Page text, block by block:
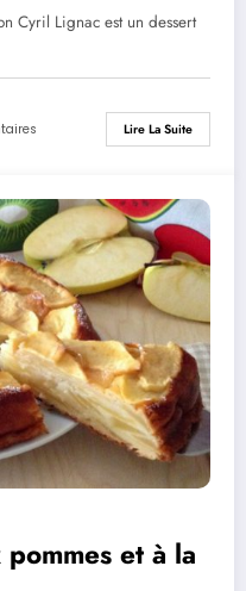
Cyril Lignac est un dessert
Lire La Suite
et à la